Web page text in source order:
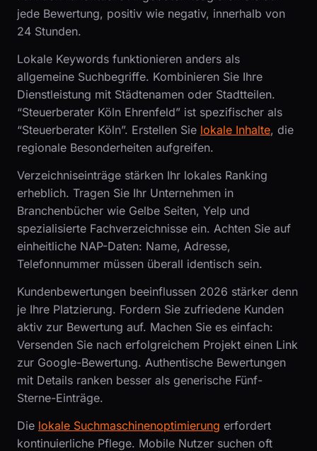
jede Bewertung, positiv wie negativ, innerhalb von
24 Stunden.
Lokale Keywords funktionieren anders als
allgemeine Suchbegriffe. Kombinieren Sie Ihre
Dienstleistung mit Städtenamen oder Stadtteilen.
“Steuerberater Köln Ehrenfeld” ist spezifischer als
“Steuerberater Köln”. Erstellen Sie lokale Inhalte, die
regionale Besonderheiten aufgreifen.
Verzeichniseinträge stärken Ihr lokales Ranking
erheblich. Tragen Sie Ihr Unternehmen in
Branchenbücher wie Gelbe Seiten, Yelp und
spezialisierte Fachverzeichnisse ein. Achten Sie auf
einheitliche NAP-Daten: Name, Adresse,
Telefonnummer müssen überall identisch sein.
Kundenbewertungen beeinflussen 2026 stärker denn
je Ihre Platzierung. Fordern Sie zufriedene Kunden
aktiv zur Bewertung auf. Machen Sie es einfach:
Versenden Sie nach erfolgreichem Projekt einen Link
zur Google-Bewertung. Authentische Bewertungen
mit Details ranken besser als generische Fünf-
Sterne-Einträge.
Die lokale Suchmaschinenoptimierung erfordert
kontinuierliche Pflege. Mobile Nutzer suchen oft